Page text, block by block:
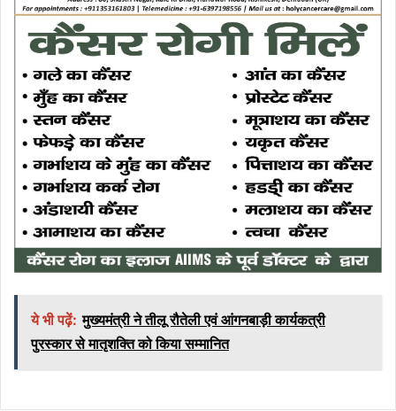
ये भी पढ़ें: मुख्यमंत्री ने तीलू रौतेली एवं आंगनबाड़ी कार्यकत्री
पुरस्कार से मातृशक्ति को किया सम्मानित